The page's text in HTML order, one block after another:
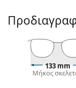
μετράτε πάντα
παρακάτω σχήμα,
Izipizi Sun #L
Δείτε πώς
με τη
133 mm
Μήκος